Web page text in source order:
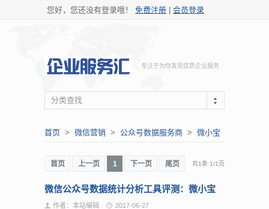
您好，您还没有登录哦！ 免费注册 会员登录
专注于为你发现优质企业服务
分类查找
首页 > 微信营销 > 公众号数据服务商 > 微小宝
首页 上一页 1 下一页 尾页 共1条 1/1页
微信公众号数据统计分析工具评测：微小宝
作者：本站编辑 2017-06-27